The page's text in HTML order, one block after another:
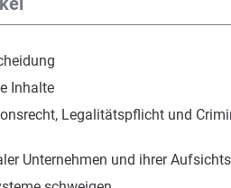
Inhalte
Legalitätspflicht und
Unternehmen und ihrer